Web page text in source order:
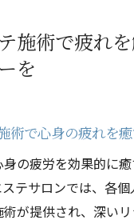
施術で疲れ
を
術で心身の疲れを
の疲労を効果的に
テサロンでは、各
が提供され、深い